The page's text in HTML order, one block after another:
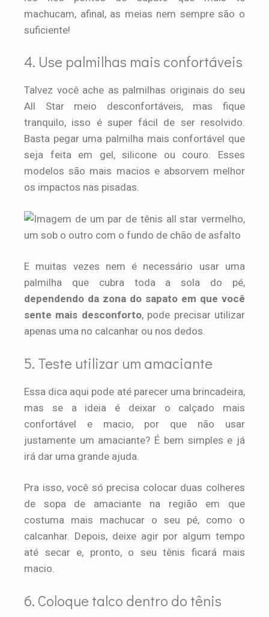
machucam, afinal, as meias nem sempre são o
suficiente!
4. Use palmilhas mais confortáveis
Talvez você ache as palmilhas originais do seu
All Star meio desconfortáveis, mas fique
tranquilo, isso é super fácil de ser resolvido.
Basta pegar uma palmilha mais confortável que
seja feita em gel, silicone ou couro. Esses
modelos são mais macios e absorvem melhor
os impactos nas pisadas.
E muitas vezes nem é necessário usar uma
palmilha que cubra toda a sola do pé,
dependendo da zona do sapato em que você
sente mais desconforto, pode precisar utilizar
apenas uma no calcanhar ou nos dedos.
5. Teste utilizar um amaciante
Essa dica aqui pode até parecer uma brincadeira,
mas se a ideia é deixar o calçado mais
confortável e macio, por que não usar
justamente um amaciante? É bem simples e já
irá dar uma grande ajuda.
Pra isso, você só precisa colocar duas colheres
de sopa de amaciante na região em que
costuma mais machucar o seu pé, como o
calcanhar. Depois, deixe agir por algum tempo
até secar e, pronto, o seu tênis ficará mais
macio.
6. Coloque talco dentro do tênis